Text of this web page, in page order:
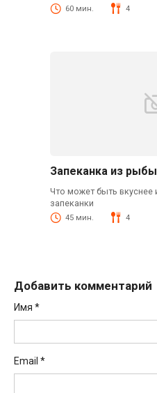
60 мин. 4
Запеканка из
Что может быть вкуснее
запеканки
45 мин. 4
Добавить комментарий
Имя *
Email *